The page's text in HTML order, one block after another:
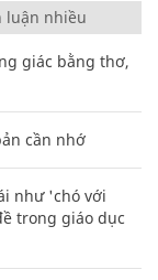
luận nhiều
giác bằng thơ,
cần nhớ
như 'chó với
trong giáo dục